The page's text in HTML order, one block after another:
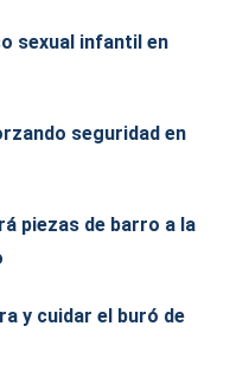
sexual infantil en
seguridad en
piezas de barro a la
y cuidar el buró de